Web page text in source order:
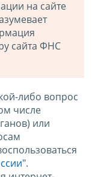
на сайте
сайта ФНС
либо вопрос
числе
или
.